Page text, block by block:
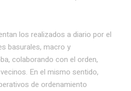
los realizados a diario por el
basurales, macro y
colaborando con el orden,
En el mismo sentido,
de ordenamiento